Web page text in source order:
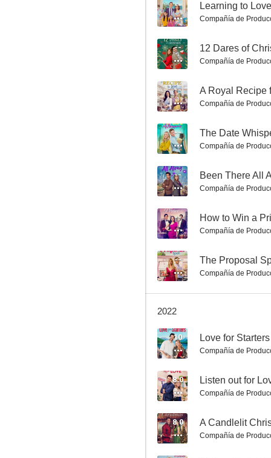
Love on the Road
Una madre robada
5.5
-- Learning to Love
Compañía de
-- 12 Dares of
Compañía de
-- A Royal Recipe
Compañía de
-- The Date
Compañía de
-- Been There All
Compañía de
-- How to Win a
Compañía de
-- The Proposal
Compañía de
2022
10 Love for Starters
Compañía de
8.0 Listen out for
Compañía de
8.0 A Candlelit
Compañía de